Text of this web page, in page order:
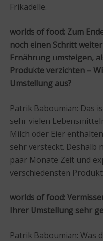
Frikadelle.
worlds of food: Zum
noch einen Schritt
Ernährung umsteigen,
Produkte verzichten –
Umstellung aus?
Patrik Baboumian: Das
sehr vielen
Milch oder Eier
sehr versteckt. Deshalb
paar Monate Zeit und
verschiedensten
worlds of food:
Ihrer Umstellung sehr
Patrik Baboumian: Was